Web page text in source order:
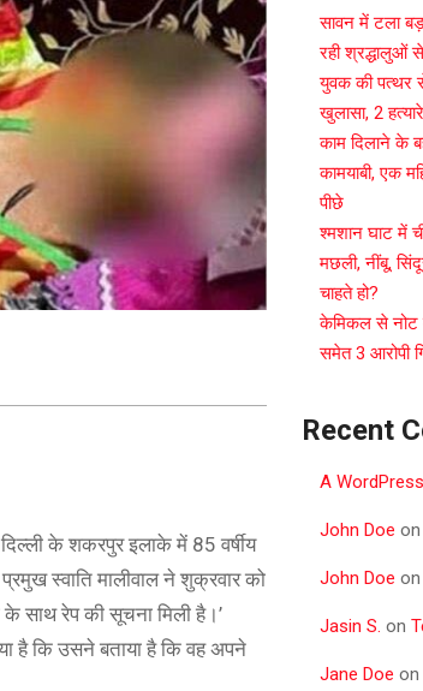
के शकरपुर इलाके में 85 वर्षीय
स्वाति मालीवाल ने शुक्रवार को
के साथ रेप की सूचना मिली है।’
है कि उसने बताया है कि वह अपने
सावन में टला
रही श्रद्धालुओं
युवक की पत्थर
खुलासा, 2
काम दिलाने के
कामयाबी, एक
पीछे
श्मशान घाट में
मछली, नींबू,
चाहते हो?
केमिकल से नोट
समेत 3 आरोपी
Recent
A
John Doe on
John Doe on
Jasin S. on
Jane Doe on